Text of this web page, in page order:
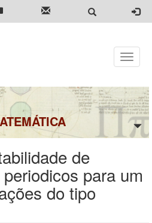
Toggle
de
para um
do tipo